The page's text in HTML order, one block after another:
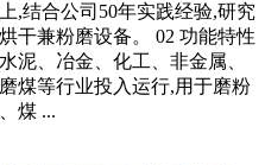
,结合公司50年实践经验,研究
干兼粉磨设备。 02 功能特性
泥、冶金、化工、非金属、
煤等行业投入运行,用于磨粉
煤 ...